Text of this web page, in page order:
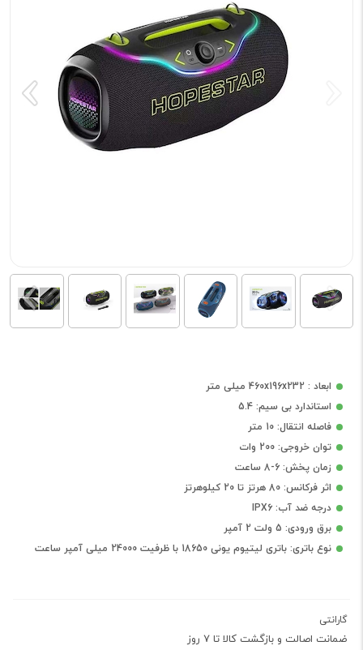
ابعاد : 460x196x232 میلی متر
استاندارد بی سیم: 5.4
فاصله انتقال: 10 متر
توان خروجی: 200 وات
زمان پخش: 6-8 ساعت
اثر فرکانس: 80 هرتز تا 20 کیلوهرتز
درجه ضد آب: IPX6
برق ورودی: 5 ولت 2 آمپر
نوع باتری: باتری لیتیوم یونی 18650 با ظرفیت 24000 میلی آمپر ساعت
گارانتی
ضمانت اصالت و بازگشت کالا تا 7 روز